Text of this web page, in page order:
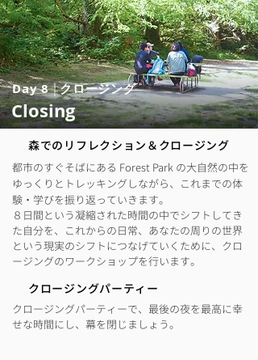
Closing
Day 8|クロージング
​森でのリフレクション＆クロージング
都市のすぐそばにある Forest Park の大自然の中を
ゆっくりとトレッキングしながら、これまでの体
験・学びを振り返っていきます。
８日間という凝縮された時間の中でシフトしてき
た自分を、これからの日常、あなたの周りの世界
という現実のシフトにつなげていくために、クロ
ージングのワークショップを行います。
クロージングパーティー
クロージングパーティーで、最後の夜を最高に幸
せな時間にし、幕を閉じましょう。